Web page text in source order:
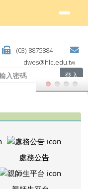
(03)-8875884
dwes@hlc.edu.tw
登入
處務公告
親師生平台